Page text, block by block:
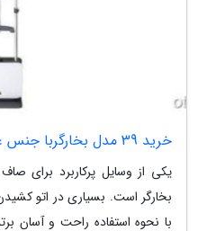
خرید 39 مدل بخارگربا جنس عالی و قیمت مناسب
یکی از وسایل پرکاربرد برای
بخارگر است. بسیاری در اتو
با نحوه استفاده راحت و آسان